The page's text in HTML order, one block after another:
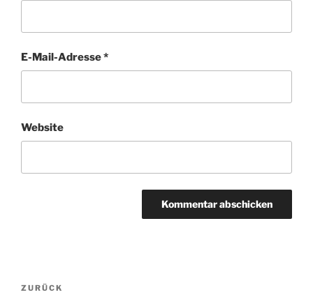
E-Mail-Adresse*
Website
Beitragsnavigation
Vorheriger
ZURÜCK